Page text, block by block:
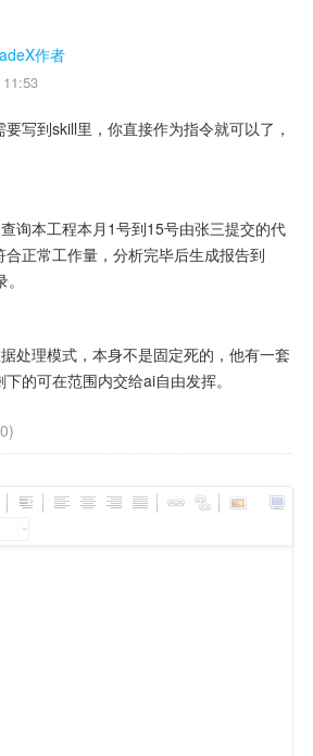
作者
写到skill里，你直接作为指令就可以了，
询本工程本月1号到15号由张三提交的代
正常工作量，分析完毕后生成报告到
处理模式，本身不是固定死的，他有一套
的可在范围内交给ai自由发挥。